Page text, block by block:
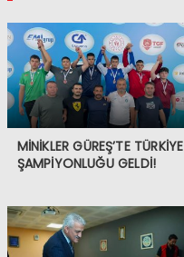
MİNİKLER GÜREŞ’TE TÜRKİYE
ŞAMPİYONLUĞU GELDİ!